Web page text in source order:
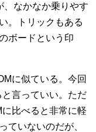
、なかなか乗りやす
。トリックもある
ボードという印
に似ている。今回
言っていい。ただ
比べると非常に軽
ていないのだが、